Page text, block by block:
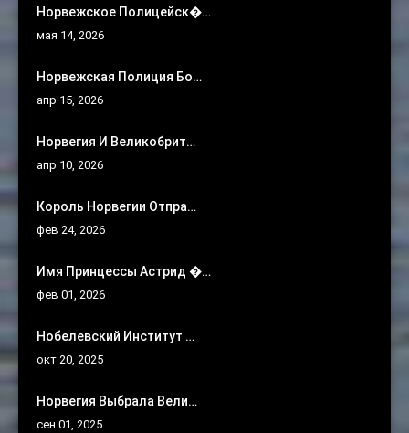
Норвежское Полицейск�…
мая 14, 2026
Норвежская Полиция Бо…
апр 15, 2026
Норвегия И Великобрит…
апр 10, 2026
Король Норвегии Отпра…
фев 24, 2026
Имя Принцессы Астрид �…
фев 01, 2026
Нобелевский Институт …
окт 20, 2025
Норвегия Выбрала Вели…
сен 01, 2025